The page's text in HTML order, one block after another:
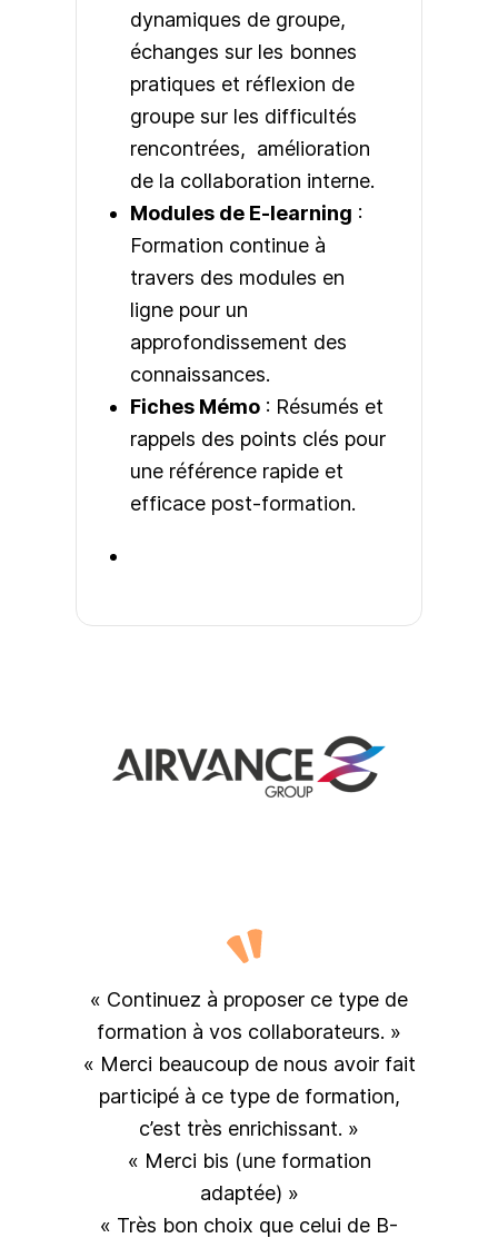
dynamiques de groupe,
échanges sur les bonnes
pratiques et réflexion de
groupe sur les difficultés
rencontrées, amélioration
de la collaboration interne.
Modules de E-learning :
Formation continue à
travers des modules en
ligne pour un
approfondissement des
connaissances.
Fiches Mémo : Résumés et
rappels des points clés pour
une référence rapide et
efficace post-formation.
« Continuez à proposer ce type de
formation à vos collaborateurs. »
« Merci beaucoup de nous avoir fait
participé à ce type de formation,
c’est très enrichissant. »
« Merci bis (une formation
adaptée) »
« Très bon choix que celui de B-